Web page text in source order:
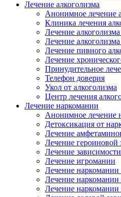
Лечение алкоголизма
Анонимное лечение
Клиника лечения
Лечение
Лечение
Лечение пивного
Лечение
Принудительное
Телефон доверия
Укол от алкоголизма
Центр лечения
Лечение наркомании
Анонимное лечение
Детоксикация от
Лечение
Лечение героиновой
Лечение
Лечение игромании
Лечение наркомании
Лечение наркомании
Лечение наркомании